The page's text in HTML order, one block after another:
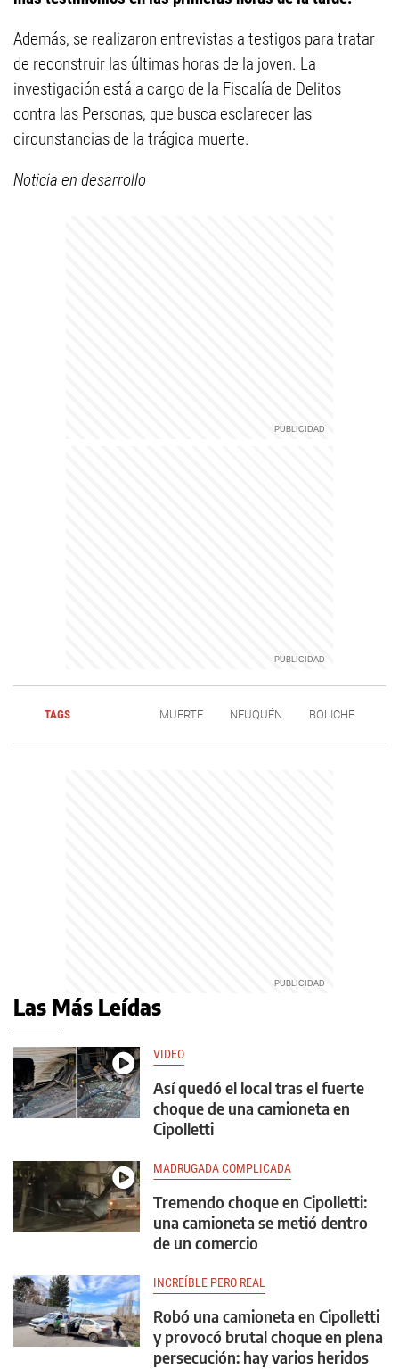
Además, se realizaron entrevistas a testigos para tratar
de reconstruir las últimas horas de la joven. La
investigación está a cargo de la Fiscalía de Delitos
contra las Personas, que busca esclarecer las
circunstancias de la trágica muerte.
Noticia en desarrollo
TAGS MUERTE NEUQUÉN BOLICHE
Las Más Leídas
VIDEO
Así quedó el local tras el fuerte
choque de una camioneta en
Cipolletti
MADRUGADA COMPLICADA
Tremendo choque en Cipolletti:
una camioneta se metió dentro
de un comercio
INCREÍBLE PERO REAL
Robó una camioneta en Cipolletti
y provocó brutal choque en plena
persecución: hay varios heridos